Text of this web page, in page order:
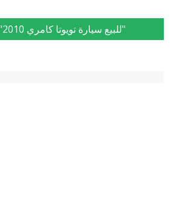
0 Response to "للبيع سيارة تويوتا كامري 2010"